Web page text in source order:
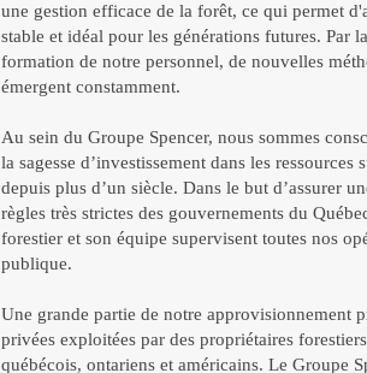
une gestion efficace de la forêt, ce qui permet
stable et idéal pour les générations futures. Par
formation de notre personnel, de nouvelles
émergent constamment.
Au sein du Groupe Spencer, nous sommes
la sagesse d’investissement dans les ressources
depuis plus d’un siècle. Dans le but d’assurer
règles très strictes des gouvernements du
forestier et son équipe supervisent toutes nos
publique.
Une grande partie de notre approvisionnement
privées exploitées par des propriétaires
québécois, ontariens et américains. Le Groupe